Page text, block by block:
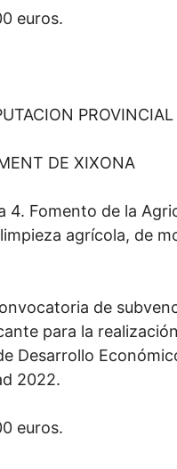
euros.
DE XIXONA
4. Fomento de la
agrícola, de
de
para la
Desarrollo
2022.
euros.